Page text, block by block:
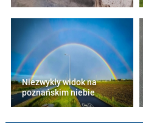
Niezwykły widok na
poznańskim niebie